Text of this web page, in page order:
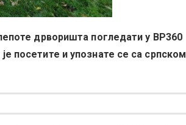
дрворишта погледати у ВР360
посетите и упознате се са српском